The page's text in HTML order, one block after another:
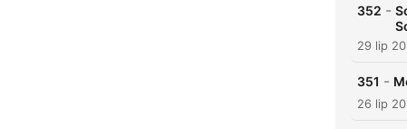
352 -
29 lip
351 -
26 lip